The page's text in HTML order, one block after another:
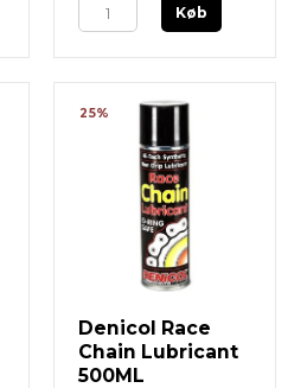
Køb
25%
Denicol Race
Chain Lubricant
500ML